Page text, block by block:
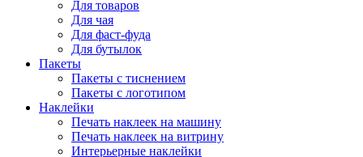
Для товаров
Для чая
Для фаст-фуда
Для бутылок
Пакеты
Пакеты с тиснением
Пакеты с логотипом
Наклейки
Печать наклеек на машину
Печать наклеек на витрину
Интерьерные наклейки